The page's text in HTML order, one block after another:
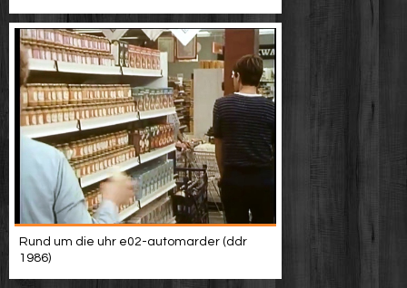
Rund um die uhr e02-automarder (ddr
1986)